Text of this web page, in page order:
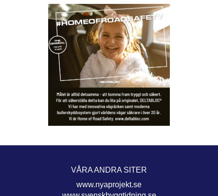
VÅRA ANDRA SITER
www.nyaprojekt.se